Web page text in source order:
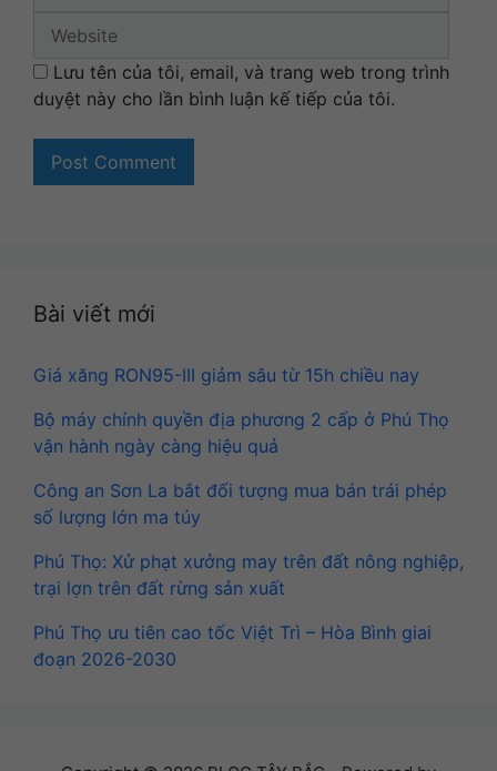
Lưu tên của tôi, email, và trang web trong trình
duyệt này cho lần bình luận kế tiếp của tôi.
Bài viết mới
Giá xăng RON95-III giảm sâu từ 15h chiều nay
Bộ máy chính quyền địa phương 2 cấp ở Phú Thọ
vận hành ngày càng hiệu quả
Công an Sơn La bắt đối tượng mua bán trái phép
số lượng lớn ma túy
Phú Thọ: Xử phạt xưởng may trên đất nông nghiệp,
trại lợn trên đất rừng sản xuất
Phú Thọ ưu tiên cao tốc Việt Trì – Hòa Bình giai
đoạn 2026-2030